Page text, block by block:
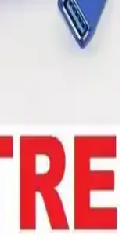
hızda veri aktarımı
tasarımıyla
bir seçenektir.
50985) - 5
Gri
4 USB 3.0 portu
destekler. Teorik